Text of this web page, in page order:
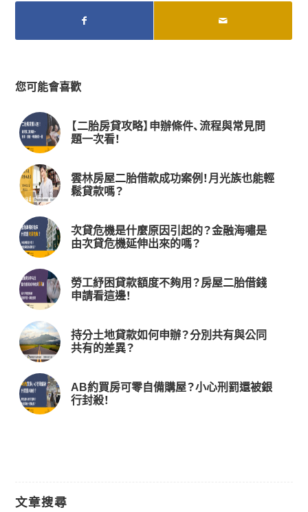
您可能會喜歡
【二胎房貸攻略】申辦條件、流程與常見問
題一次看！
雲林房屋二胎借款成功案例！月光族也能輕
鬆貸款嗎？
次貸危機是什麼原因引起的？金融海嘯是
由次貸危機延伸出來的嗎？
勞工紓困貸款額度不夠用？房屋二胎借錢
申請看這邊！
持分土地貸款如何申辦？分別共有與公同
共有的差異？
AB約買房可零自備購屋？小心刑罰還被銀
行封殺！
文章搜尋